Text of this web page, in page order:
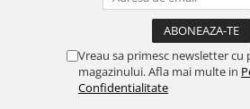
Vreau sa primesc newsletter
magazinului. Afla mai multe in
Confidentialitate